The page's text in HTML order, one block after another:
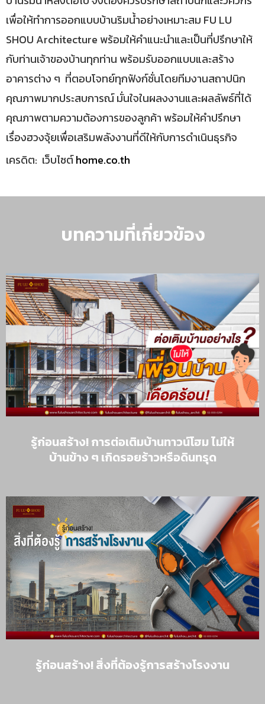
เพื่อให้ทำการออกแบบบ้านริมน้ำอย่างเหมาะสม FU LU
SHOU Architecture พร้อมให้คำแนะนำและเป็นที่ปรึกษาให้
กับท่านเจ้าของบ้านทุกท่าน พร้อมรับออกแบบและสร้าง
อาคารต่าง ๆ ที่ตอบโจทย์ทุกฟังก์ชั่นโดยทีมงานสถาปนิก
คุณภาพมากประสบการณ์ มั่นใจในผลงงานและผลลัพธ์ที่ได้
คุณภาพตามความต้องการของลูกค้า พร้อมให้คำปรึกษา
เรื่องฮวงจุ้ยเพื่อเสริมพลังงานที่ดีให้กับการดำเนินธุรกิจ
เครดิต: เว็บไซต์home.co.th
บทความที่เกี่ยวข้อง
รู้ก่อนสร้าง! การต่อเติมบ้านทาวน์โฮม ไม่ให้
บ้านข้าง ๆ เกิดรอยร้าวหรือดินทรุด
รู้ก่อนสร้าง! สิ่งที่ต้องรู้การสร้างโรงงาน